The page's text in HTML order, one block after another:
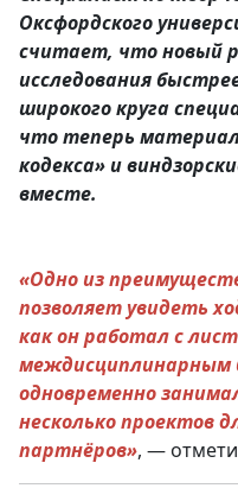
Оксфордского
считает, что новый
исследования
широкого круга
что теперь
кодекса» и
вместе.
«Одно из
позволяет увидеть
как он работал с
междисциплинарным
одновременно
несколько проектов
партнёров», —